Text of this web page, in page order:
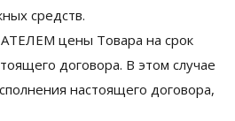
средств.
цены Товара на срок
договора. В этом случае
настоящего договора,